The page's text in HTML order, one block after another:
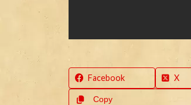
Facebook X
Copy